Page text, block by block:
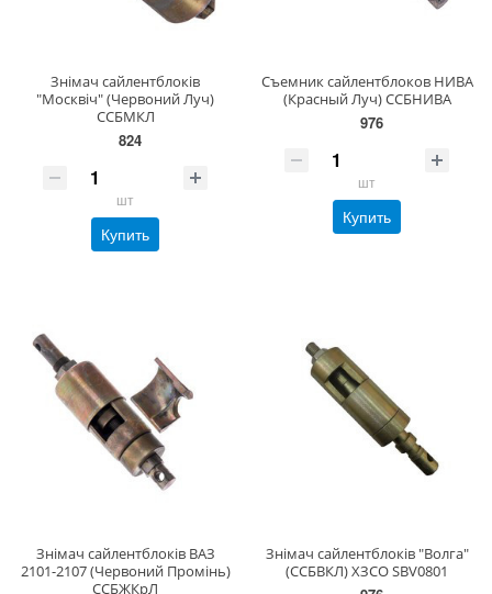
Знімач сайлентблоків
"Москвіч" (Червоний Луч)
ССБМКЛ
824
шт
Купить
Съемник сайлентблоков НИВА
(Красный Луч) ССБНИВА
976
шт
Купить
Знімач сайлентблоків ВАЗ
2101-2107 (Червоний Промінь)
ССБЖКрЛ
Знімач сайлентблоків "Волга"
(ССБВКЛ) ХЗСО SBV0801